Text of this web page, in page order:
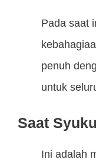
Pada saat
penuh
untuk
Saat
Ini adalah